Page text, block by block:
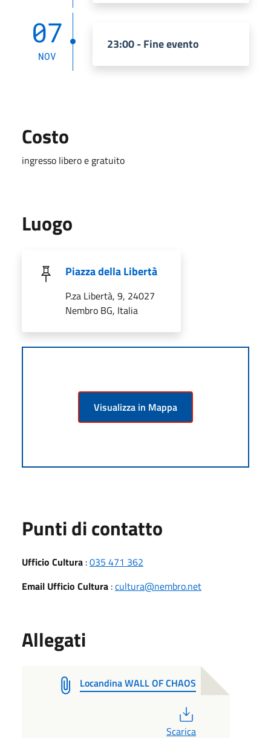
07
NOV
23:00 - Fine evento
Costo
ingresso libero e gratuito
Luogo
Piazza della Libertà
P.za Libertà, 9, 24027
Nembro BG, Italia
Visualizza in Mappa
Punti di contatto
Ufficio Cultura :035 471 362
Email Ufficio Cultura :cultura@nembro.net
Allegati
Locandina WALL OF CHAOS
Scarica